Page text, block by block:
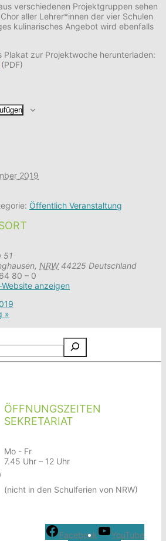
verschiedenen Projektgruppen sehen
aller Lehrer*innen der vier Schulen
kulinarisches Angebot wird ebenfalls
Plakat zur Projektwoche herunterladen:
(PDF)
2019
Öffentlich Veranstaltung
51
, NRW 44225 Deutschland
80 – 0
anzeigen
»
ÖFFNUNGSZEITEN
SEKRETARIAT
Mo - Fr
7.45 Uhr – 12 Uhr
(nicht in den Schulferien von NRW)
Facebook
YouTube